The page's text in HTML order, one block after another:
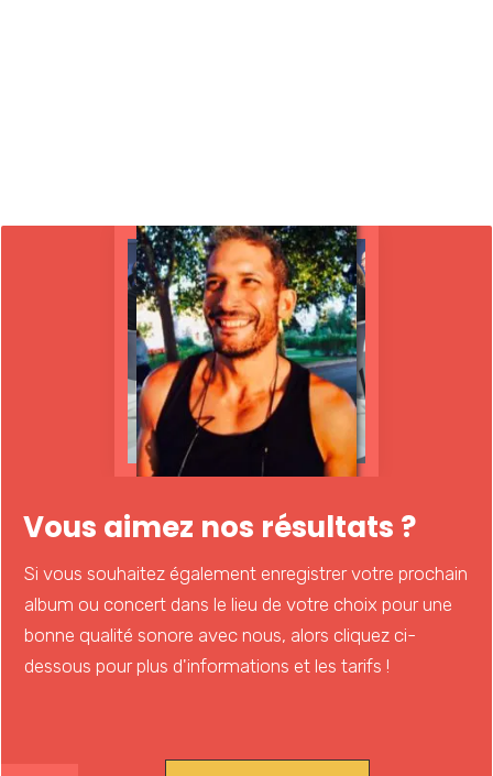
Vous aimez nos résultats ?
Si vous souhaitez également enregistrer votre prochain
album ou concert dans le lieu de votre choix pour une
bonne qualité sonore avec nous, alors cliquez ci-
dessous pour plus d'informations et les tarifs !